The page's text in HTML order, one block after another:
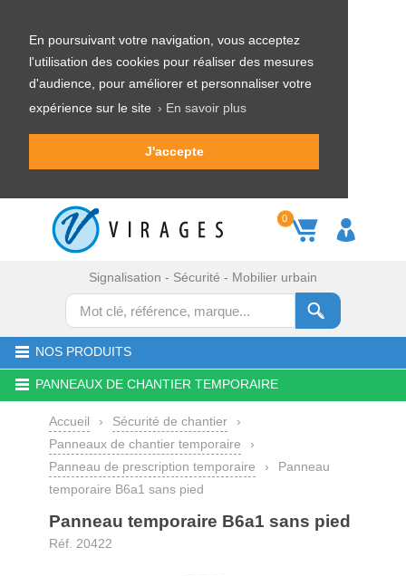
En poursuivant votre navigation, vous acceptez
l'utilisation des cookies pour réaliser des mesures
d'audience, pour améliorer et personnaliser votre
expérience sur le site › En savoir plus
J'accepte
0
Signalisation - Sécurité - Mobilier urbain
NOS PRODUITS
PANNEAUX DE CHANTIER TEMPORAIRE
Accueil › Sécurité de chantier
›
Panneaux de chantier temporaire
›
Panneau de prescription temporaire
›
Panneau
temporaire B6a1 sans pied
Panneau temporaire B6a1 sans pied
Réf. 20422